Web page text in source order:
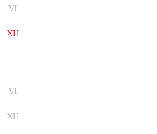
VI
XII
VI
XII